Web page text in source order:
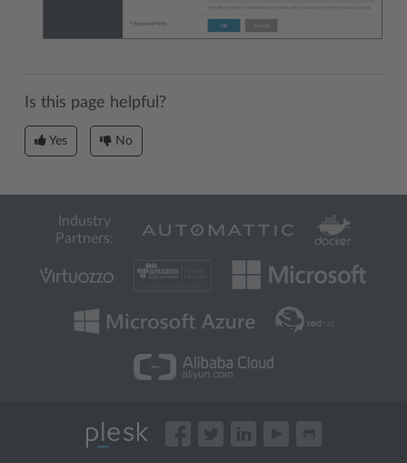
Is this page helpful?
Yes No
Industry
Partners: